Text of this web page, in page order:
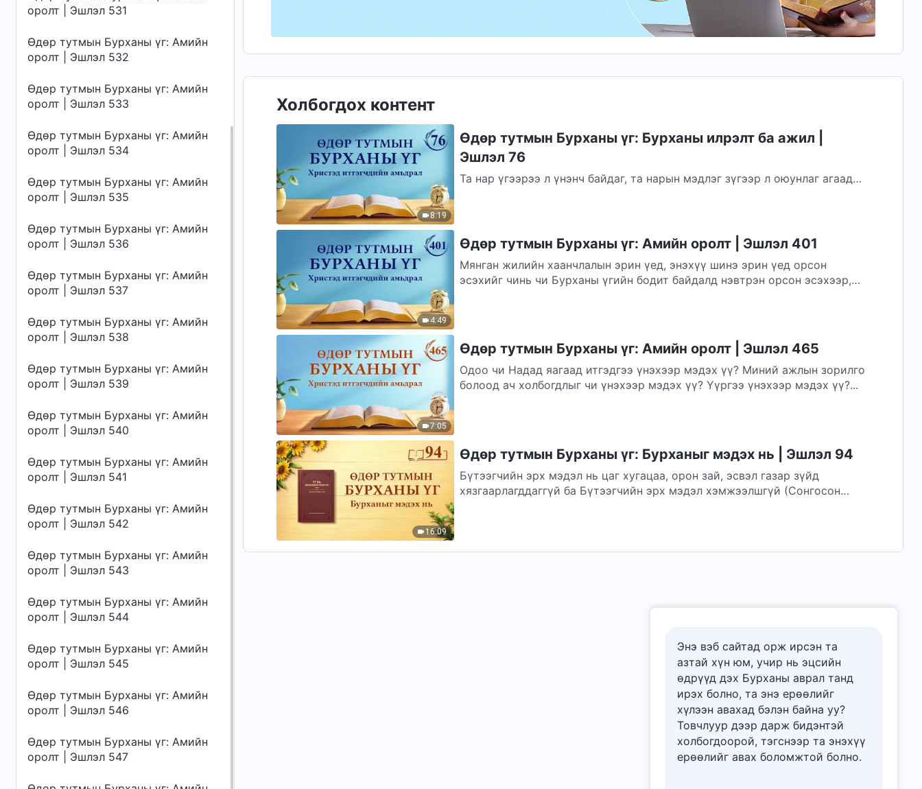
оролт | Эшлэл 531
Өдөр тутмын Бурханы үг: Амийн
оролт | Эшлэл 532
Өдөр тутмын Бурханы үг: Амийн
оролт | Эшлэл 533
Өдөр тутмын Бурханы үг: Амийн
оролт | Эшлэл 534
Өдөр тутмын Бурханы үг: Амийн
оролт | Эшлэл 535
Өдөр тутмын Бурханы үг: Амийн
оролт | Эшлэл 536
Өдөр тутмын Бурханы үг: Амийн
оролт | Эшлэл 537
Өдөр тутмын Бурханы үг: Амийн
оролт | Эшлэл 538
Өдөр тутмын Бурханы үг: Амийн
оролт | Эшлэл 539
Өдөр тутмын Бурханы үг: Амийн
оролт | Эшлэл 540
Өдөр тутмын Бурханы үг: Амийн
оролт | Эшлэл 541
Өдөр тутмын Бурханы үг: Амийн
оролт | Эшлэл 542
Өдөр тутмын Бурханы үг: Амийн
оролт | Эшлэл 543
Өдөр тутмын Бурханы үг: Амийн
оролт | Эшлэл 544
Өдөр тутмын Бурханы үг: Амийн
оролт | Эшлэл 545
Өдөр тутмын Бурханы үг: Амийн
оролт | Эшлэл 546
Өдөр тутмын Бурханы үг: Амийн
оролт | Эшлэл 547
Холбогдох контент
8:19
Өдөр тутмын Бурханы үг: Бурханы илрэлт ба ажил |
Эшлэл 76
Та нар үгээрээ л үнэнч байдаг, та нарын мэдлэг зүгээр л оюунлаг агаад
4:49
Өдөр тутмын Бурханы үг: Амийн оролт | Эшлэл 401
Мянган жилийн хаанчлалын эрин үед, энэхүү шинэ эрин үед орсон
эсэхийг чинь чи Бурханы үгийн бодит байдалд нэвтрэн орсон эсэхээр,
7:05
Өдөр тутмын Бурханы үг: Амийн оролт | Эшлэл 465
Одоо чи Надад яагаад итгэдгээ үнэхээр мэдэх үү? Миний ажлын зорилго
болоод ач холбогдлыг чи үнэхээр мэдэх үү? Үүргээ үнэхээр мэдэх үү?...
16:09
Өдөр тутмын Бурханы үг: Бурханыг мэдэх нь | Эшлэл 94
Бүтээгчийн эрх мэдэл нь цаг хугацаа, орон зай, эсвэл газар зүйд
хязгаарлагддаггүй ба Бүтээгчийн эрх мэдэл хэмжээлшгүй (Сонгосон
Энэ вэб сайтад орж ирсэн та
азтай хүн юм, учир нь эцсийн
өдрүүд дэх Бурханы аврал танд
ирэх болно, та энэ ерѳѳлийг
хүлээн авахад бэлэн байна уу?
Товчлуур дээр дарж бидэнтэй
холбогдоорой, тэгснээр та энэхүү
ерѳѳлийг авах боломжтой болно.